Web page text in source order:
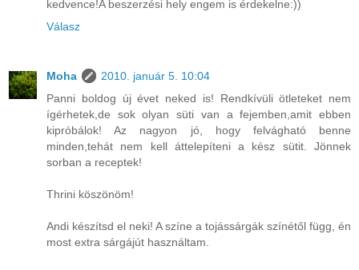
kedvence!A beszerzési hely engem is érdekelne:))
Válasz
Moha
2010. január 5. 10:04
Panni boldog új évet neked is! Rendkívüli ötleteket nem
ígérhetek,de sok olyan süti van a fejemben,amit ebben
kipróbálok! Az nagyon jó, hogy felvágható benne
minden,tehát nem kell áttelepíteni a kész sütit. Jönnek
sorban a receptek!
Thrini köszönöm!
Andi készítsd el neki! A színe a tojássárgák színétől függ, én
most extra sárgájút használtam.